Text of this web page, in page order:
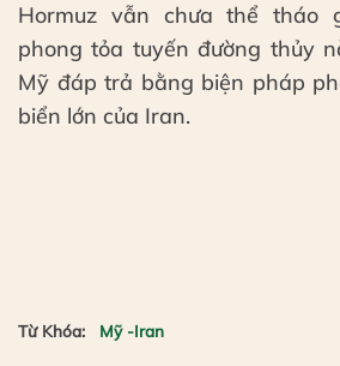
Hormuz vẫn chưa thể tháo
phong tỏa tuyến đường thủy
Mỹ đáp trả bằng biện pháp
biển lớn của Iran.
Từ Khóa: Mỹ -Iran